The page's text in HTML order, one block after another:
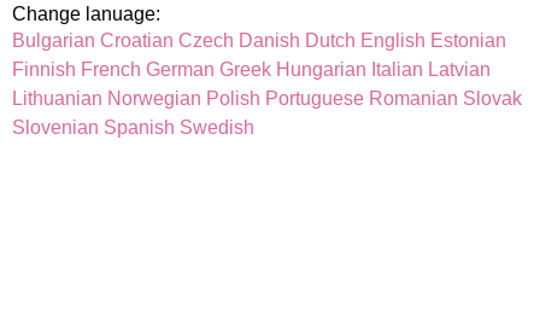
Change lanuage:
Bulgarian Croatian Czech Danish Dutch English Estonian
Finnish French German Greek Hungarian Italian Latvian
Lithuanian Norwegian Polish Portuguese Romanian Slovak
Slovenian Spanish Swedish